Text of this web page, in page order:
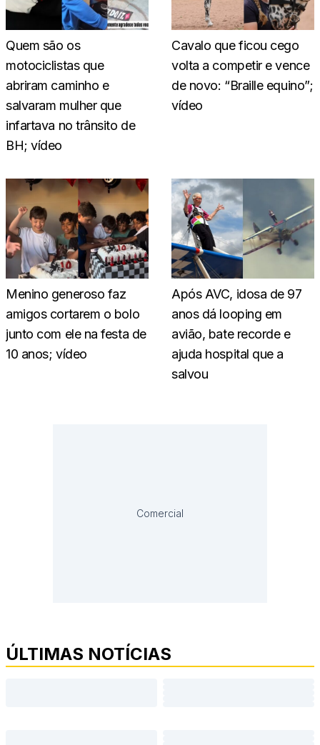
Quem são os
motociclistas que
abriram caminho e
salvaram mulher que
infartava no trânsito de
BH; vídeo
Cavalo que ficou cego
volta a competir e vence
de novo: “Braille equino”;
vídeo
Menino generoso faz
amigos cortarem o bolo
junto com ele na festa de
10 anos; vídeo
Após AVC, idosa de 97
anos dá looping em
avião, bate recorde e
ajuda hospital que a
salvou
Comercial
ÚLTIMAS NOTÍCIAS